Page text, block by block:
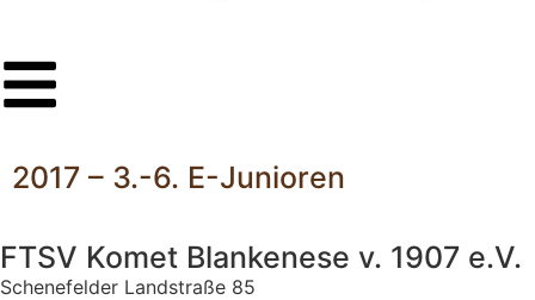
2017 – 3.-6. E-Junioren
FTSV Komet Blankenese v. 1907 e.V.
Schenefelder Landstraße 85